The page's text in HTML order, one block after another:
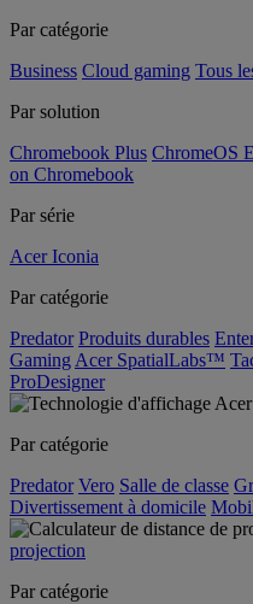
Par catégorie
Business Cloud gaming Tous
Par solution
Chromebook Plus ChromeOS
on Chromebook
Par série
Acer Iconia
Par catégorie
Predator Produits durables
Gaming Acer SpatialLabs™
ProDesigner
Par catégorie
Predator Vero Salle de classe
Divertissement à domicile
projection
Par catégorie